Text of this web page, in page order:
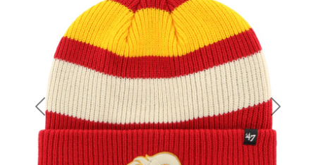
Previous Next